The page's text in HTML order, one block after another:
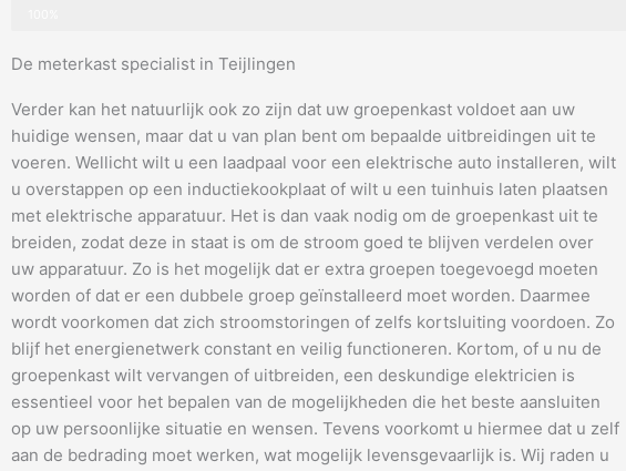
De meterkast specialist in Teijlingen
Verder kan het natuurlijk ook zo zijn dat uw groepenkast voldoet aan uw
huidige wensen, maar dat u van plan bent om bepaalde uitbreidingen uit te
voeren. Wellicht wilt u een laadpaal voor een elektrische auto installeren, wilt
u overstappen op een inductiekookplaat of wilt u een tuinhuis laten plaatsen
met elektrische apparatuur. Het is dan vaak nodig om de groepenkast uit te
breiden, zodat deze in staat is om de stroom goed te blijven verdelen over
uw apparatuur. Zo is het mogelijk dat er extra groepen toegevoegd moeten
worden of dat er een dubbele groep geïnstalleerd moet worden. Daarmee
wordt voorkomen dat zich stroomstoringen of zelfs kortsluiting voordoen. Zo
blijf het energienetwerk constant en veilig functioneren. Kortom, of u nu de
groepenkast wilt vervangen of uitbreiden, een deskundige elektricien is
essentieel voor het bepalen van de mogelijkheden die het beste aansluiten
op uw persoonlijke situatie en wensen. Tevens voorkomt u hiermee dat u zelf
aan de bedrading moet werken, wat mogelijk levensgevaarlijk is. Wij raden u